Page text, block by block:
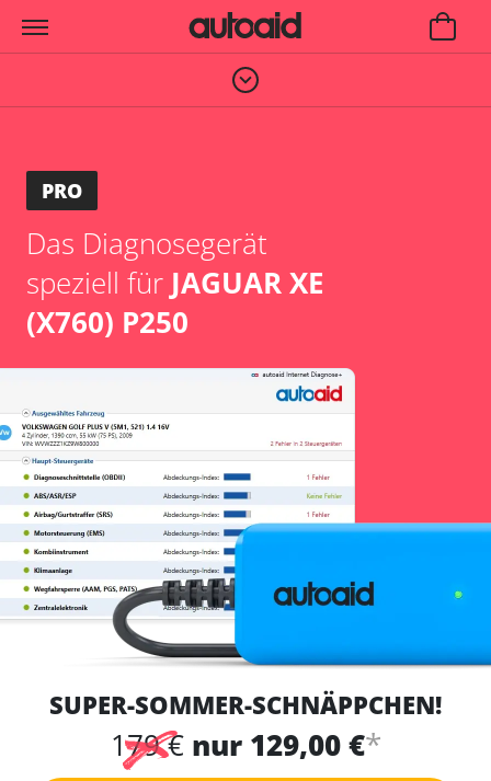
PRO
Das Diagnosegerät
speziell für JAGUAR XE
(X760) P250
SUPER-SOMMER-SCHNÄPPCHEN!
179 € nur 129,00 €*